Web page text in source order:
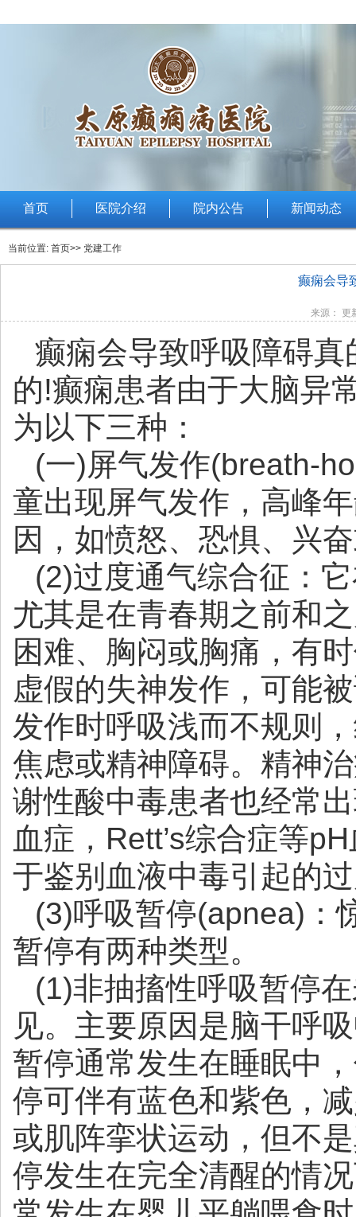
首页 医院介绍 院内公告 新闻动态
当前位置: 首页>> 党建工作
癫痫会导
来源：
癫痫会导致呼吸障碍
的!癫痫患者由于大脑异
为以下三种：
(一)屏气发作(breath-
童出现屏气发作，高峰
因，如愤怒、恐惧、兴
(2)过度通气综合征：
尤其是在青春期之前和
困难、胸闷或胸痛，有
虚假的失神发作，可能
发作时呼吸浅而不规则
焦虑或精神障碍。精神
谢性酸中毒患者也经常
血症，Rett’s综合症等
于鉴别血液中毒引起的
(3)呼吸暂停(apnea)：
暂停有两种类型。
(1)非抽搐性呼吸暂停
见。主要原因是脑干呼
暂停通常发生在睡眠中
停可伴有蓝色和紫色，
或肌阵挛状运动，但不
停发生在完全清醒的情